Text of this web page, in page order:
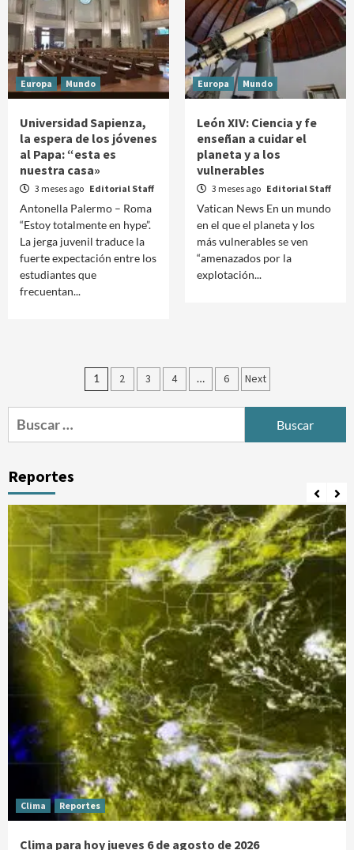
Europa Mundo
Universidad Sapienza,
la espera de los jóvenes
al Papa: “esta es
nuestra casa»
3 meses ago Editorial Staff
Antonella Palermo – Roma
“Estoy totalmente en hype”.
La jerga juvenil traduce la
fuerte expectación entre los
estudiantes que
frecuentan...
Europa Mundo
León XIV: Ciencia y fe
enseñan a cuidar el
planeta y a los
vulnerables
3 meses ago Editorial Staff
Vatican News En un mundo
en el que el planeta y los
más vulnerables se ven
“amenazados por la
explotación...
Paginación
de
entradas
1 2 3 4 … 6 Next
Buscar:
Reportes
Clima Reportes
Clima para hoy jueves 6 de agosto de 2026